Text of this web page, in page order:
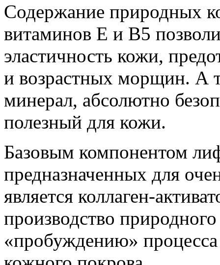
Содержание природных
витаминов Е и В5
эластичность кожи,
и возрастных морщин. А
минерал, абсолютно
полезный для кожи.
Базовым компонентом
предназначенных для
является коллаген-
производство
«пробуждению»